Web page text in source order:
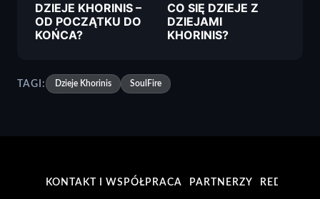
DZIEJE KHORINIS –
OD POCZĄTKU DO
KOŃCA?
CO SIĘ DZIEJE Z
DZIEJAMI
KHORINIS?
TAGI: Dzieje Khorinis SoulFire
KONTAKT I WSPÓŁPRACA PARTNERZY REDAKCJA